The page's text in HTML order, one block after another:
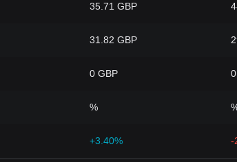
35.71 GBP
31.82 GBP
0 GBP
%
+3.40% -